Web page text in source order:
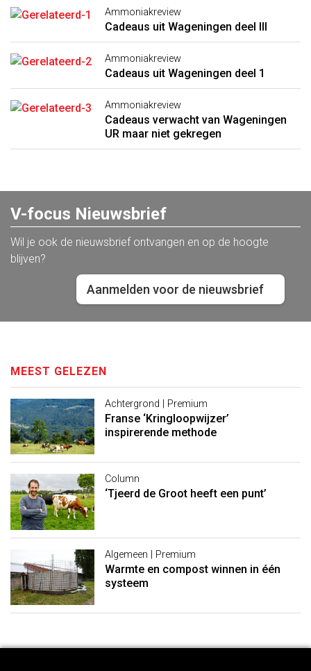
Ammoniakreview
Cadeaus uit Wageningen deel III
Ammoniakreview
Cadeaus uit Wageningen deel 1
Ammoniakreview
Cadeaus verwacht van Wageningen
UR maar niet gekregen
V-focus Nieuwsbrief
Wil je ook de nieuwsbrief ontvangen en op de hoogte
blijven?
Aanmelden voor de nieuwsbrief
MEEST GELEZEN
Achtergrond | Premium
Franse ‘Kringloopwijzer’
inspirerende methode
Column
‘Tjeerd de Groot heeft een punt’
Algemeen | Premium
Warmte en compost winnen in één
systeem